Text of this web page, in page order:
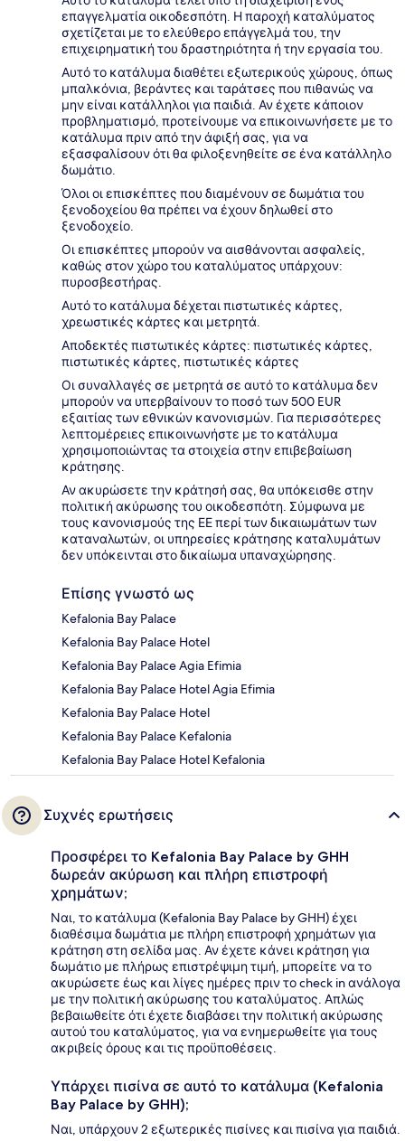
επαγγελματία οικοδεσπότη. Η παροχή καταλύματος
σχετίζεται με το ελεύθερο επάγγελμά του, την
επιχειρηματική του δραστηριότητα ή την εργασία του.
Αυτό το κατάλυμα διαθέτει εξωτερικούς χώρους, όπως
μπαλκόνια, βεράντες και ταράτσες που πιθανώς να
μην είναι κατάλληλοι για παιδιά. Αν έχετε κάποιον
προβληματισμό, προτείνουμε να επικοινωνήσετε με το
κατάλυμα πριν από την άφιξή σας, για να
εξασφαλίσουν ότι θα φιλοξενηθείτε σε ένα κατάλληλο
δωμάτιο.
Όλοι οι επισκέπτες που διαμένουν σε δωμάτια του
ξενοδοχείου θα πρέπει να έχουν δηλωθεί στο
ξενοδοχείο.
Οι επισκέπτες μπορούν να αισθάνονται ασφαλείς,
καθώς στον χώρο του καταλύματος υπάρχουν:
πυροσβεστήρας.
Αυτό το κατάλυμα δέχεται πιστωτικές κάρτες,
χρεωστικές κάρτες και μετρητά.
Αποδεκτές πιστωτικές κάρτες: πιστωτικές κάρτες,
πιστωτικές κάρτες, πιστωτικές κάρτες
Οι συναλλαγές σε μετρητά σε αυτό το κατάλυμα δεν
μπορούν να υπερβαίνουν το ποσό των 500 EUR
εξαιτίας των εθνικών κανονισμών. Για περισσότερες
λεπτομέρειες επικοινωνήστε με το κατάλυμα
χρησιμοποιώντας τα στοιχεία στην επιβεβαίωση
κράτησης.
Αν ακυρώσετε την κράτησή σας, θα υπόκεισθε στην
πολιτική ακύρωσης του οικοδεσπότη. Σύμφωνα με
τους κανονισμούς της ΕΕ περί των δικαιωμάτων των
καταναλωτών, οι υπηρεσίες κράτησης καταλυμάτων
δεν υπόκεινται στο δικαίωμα υπαναχώρησης.
Επίσης γνωστό ως
Kefalonia Bay Palace
Kefalonia Bay Palace Hotel
Kefalonia Bay Palace Agia Efimia
Kefalonia Bay Palace Hotel Agia Efimia
Kefalonia Bay Palace Hotel
Kefalonia Bay Palace Kefalonia
Kefalonia Bay Palace Hotel Kefalonia
Συχνές ερωτήσεις
Προσφέρει το Kefalonia Bay Palace by GHH
δωρεάν ακύρωση και πλήρη επιστροφή
χρημάτων;
Ναι, το κατάλυμα (Kefalonia Bay Palace by GHH) έχει
διαθέσιμα δωμάτια με πλήρη επιστροφή χρημάτων για
κράτηση στη σελίδα μας. Αν έχετε κάνει κράτηση για
δωμάτιο με πλήρως επιστρέψιμη τιμή, μπορείτε να το
ακυρώσετε έως και λίγες ημέρες πριν το check in ανάλογα
με την πολιτική ακύρωσης του καταλύματος. Απλώς
βεβαιωθείτε ότι έχετε διαβάσει την πολιτική ακύρωσης
αυτού του καταλύματος, για να ενημερωθείτε για τους
ακριβείς όρους και τις προϋποθέσεις.
Υπάρχει πισίνα σε αυτό το κατάλυμα (Kefalonia
Bay Palace by GHH);
Ναι, υπάρχουν 2 εξωτερικές πισίνες και πισίνα για παιδιά.